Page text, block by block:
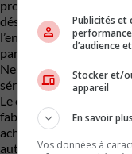
prototype amorce une
désigné par le nom de
l’entreprise, pour
parle plutôt de la
Neuf autres prototypes
série n’entre en
Le châssis de sept de
fabrication de nouvelles
acheteurs qui n’auront
automobile avait servi
Publicités et
d’audience
Stocker et/
appareil
En savoir plus
Vos données à